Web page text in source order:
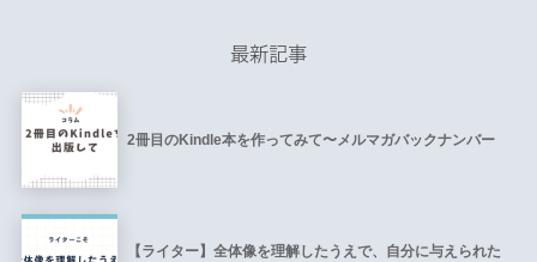
最新記事
2冊目のKindle本を作ってみて〜メルマガバックナンバー
【ライター】全体像を理解したうえで、自分に与えられた